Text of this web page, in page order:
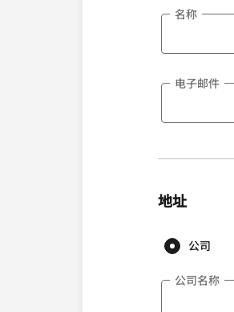
名称
电子邮件
地址
公司
公司名称